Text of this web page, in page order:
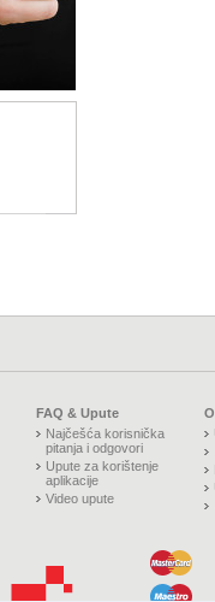
FAQ & Upute
Najčešća korisnička
pitanja i odgovori
Upute za korištenje
aplikacije
Video upute